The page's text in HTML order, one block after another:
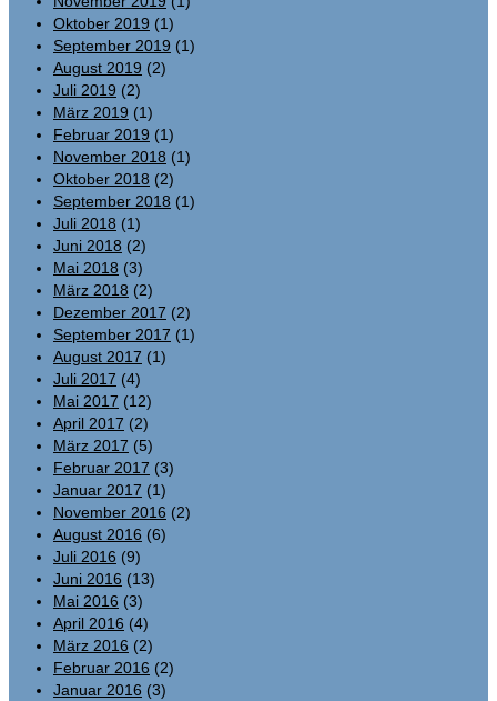
Oktober 2019 (1)
September 2019 (1)
August 2019 (2)
Juli 2019 (2)
März 2019 (1)
Februar 2019 (1)
November 2018 (1)
Oktober 2018 (2)
September 2018 (1)
Juli 2018 (1)
Juni 2018 (2)
Mai 2018 (3)
März 2018 (2)
Dezember 2017 (2)
September 2017 (1)
August 2017 (1)
Juli 2017 (4)
Mai 2017 (12)
April 2017 (2)
März 2017 (5)
Februar 2017 (3)
Januar 2017 (1)
November 2016 (2)
August 2016 (6)
Juli 2016 (9)
Juni 2016 (13)
Mai 2016 (3)
April 2016 (4)
März 2016 (2)
Februar 2016 (2)
Januar 2016 (3)